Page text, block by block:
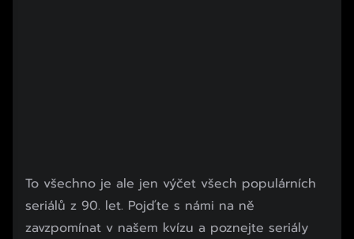
To všechno je ale jen výčet všech populárních
seriálů z 90. let. Pojďte s námi na ně
zavzpomínat v našem kvízu a poznejte seriály